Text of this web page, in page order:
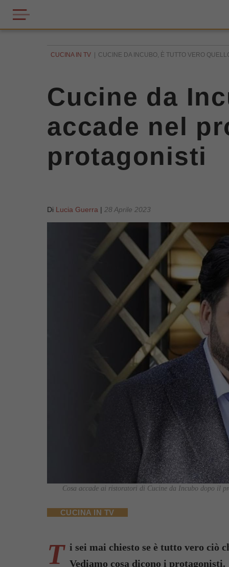
CUCINA IN TV CUCINE DA INCUBO, È TUTTO VERO
Cucine da
accade nel
protagonisti
Di Lucia Guerra | 28 Aprile 2023
Cosa accade ai ristoratori di Cucine da Incubo dopo il
CUCINA IN TV
T i sei mai chiesto se è tutto vero ciò
Vediamo cosa dicono i protagonisti.